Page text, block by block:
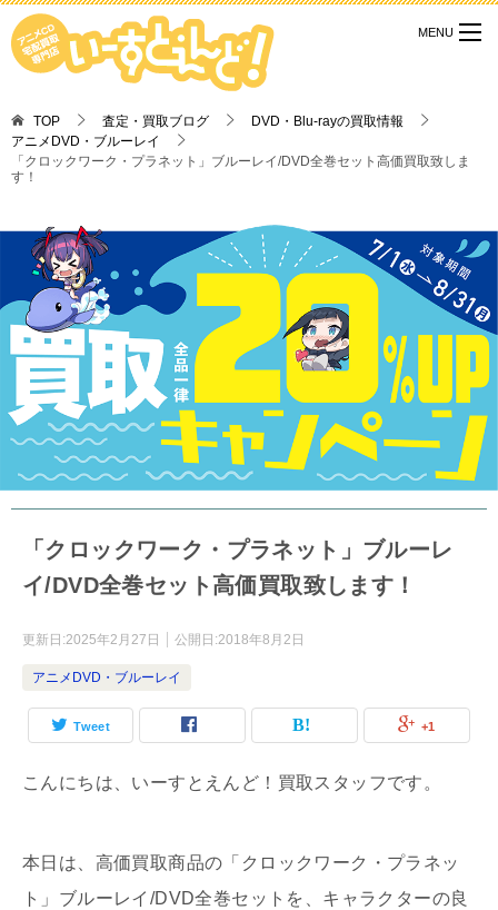
TOP 査定・買取ブログ
DVD・Blu-rayの買取情報
アニメDVD・ブルーレイ
「クロックワーク・プラネット」ブルーレイ/DVD全巻セット高価買取致しま
す！
「クロックワーク・プラネット」ブルーレ
イ/DVD全巻セット高価買取致します！
更新日:2025年2月27日 公開日:2018年8月2日
アニメDVD・ブルーレイ
Tweet +1
こんにちは、いーすとえんど！買取スタッフです。
本日は、高価買取商品の「クロックワーク・プラネッ
ト」ブルーレイ/DVD全巻セットを、キャラクターの良